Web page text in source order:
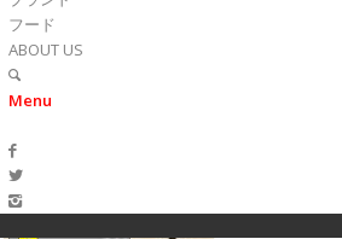
フード
ABOUT US
Menu